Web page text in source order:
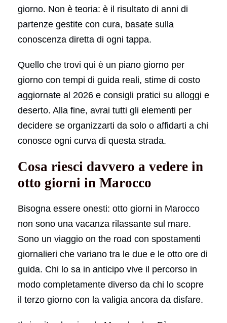
giorno. Non è teoria: è il risultato di anni di
partenze gestite con cura, basate sulla
conoscenza diretta di ogni tappa.
Quello che trovi qui è un piano giorno per
giorno con tempi di guida reali, stime di costo
aggiornate al 2026 e consigli pratici su alloggi e
deserto. Alla fine, avrai tutti gli elementi per
decidere se organizzarti da solo o affidarti a chi
conosce ogni curva di questa strada.
Cosa riesci davvero a vedere in
otto giorni in Marocco
Bisogna essere onesti: otto giorni in Marocco
non sono una vacanza rilassante sul mare.
Sono un viaggio on the road con spostamenti
giornalieri che variano tra le due e le otto ore di
guida. Chi lo sa in anticipo vive il percorso in
modo completamente diverso da chi lo scopre
il terzo giorno con la valigia ancora da disfare.